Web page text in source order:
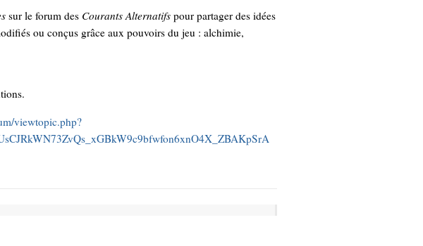
sur le forum des Courants Alternatifs pour partager des idées
ou conçus grâce aux pouvoirs du jeu : alchimie,
viewtopic.php?